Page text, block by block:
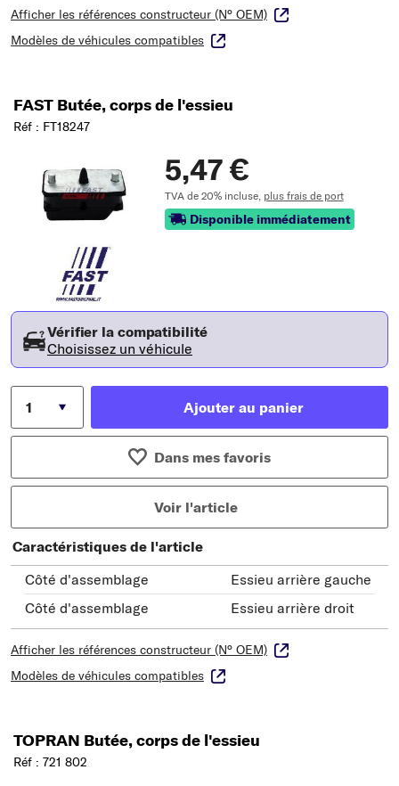
Afficher les références constructeur (N° OEM)
Modèles de véhicules compatibles
FAST Butée, corps de l'essieu
Réf : FT18247
5,47 €
TVA de 20% incluse, plus frais de port
Disponible immédiatement
Vérifier la compatibilité
Choisissez un véhicule
Ajouter au panier
Dans mes favoris
Voir l'article
Caractéristiques de l'article
Côté d'assemblage
Essieu arrière gauche
Côté d'assemblage
Essieu arrière droit
Afficher les références constructeur (N° OEM)
Modèles de véhicules compatibles
TOPRAN Butée, corps de l'essieu
Réf : 721 802